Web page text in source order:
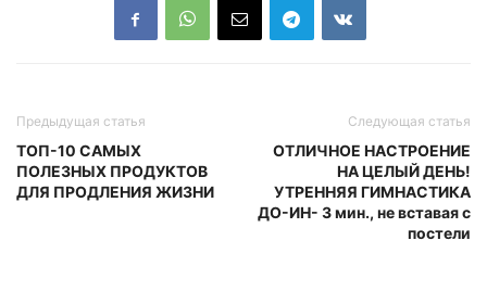
Предыдущая статья
ТОП-10 САМЫХ
ПОЛЕЗНЫХ ПРОДУКТОВ
ДЛЯ ПРОДЛЕНИЯ ЖИЗНИ
Следующая статья
ОТЛИЧНОЕ НАСТРОЕНИЕ
НА ЦЕЛЫЙ ДЕНЬ!
УТРЕННЯЯ ГИМНАСТИКА
ДО-ИН- 3 мин., не вставая с
постели